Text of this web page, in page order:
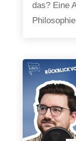
das? Eine